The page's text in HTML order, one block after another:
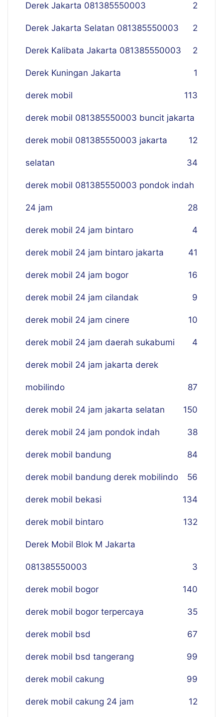
Derek Jakarta 081385550003 2
Derek Jakarta Selatan 081385550003 2
Derek Kalibata Jakarta 081385550003 2
Derek Kuningan Jakarta 1
derek mobil 113
derek mobil 081385550003 buncit jakarta
12
derek mobil 081385550003 jakarta
selatan 34
derek mobil 081385550003 pondok indah
24 jam 28
derek mobil 24 jam bintaro 4
derek mobil 24 jam bintaro jakarta 41
derek mobil 24 jam bogor 16
derek mobil 24 jam cilandak 9
derek mobil 24 jam cinere 10
derek mobil 24 jam daerah sukabumi 4
derek mobil 24 jam jakarta derek
mobilindo 87
derek mobil 24 jam jakarta selatan 150
derek mobil 24 jam pondok indah 38
derek mobil bandung 84
derek mobil bandung derek mobilindo 56
derek mobil bekasi 134
derek mobil bintaro 132
Derek Mobil Blok M Jakarta
081385550003 3
derek mobil bogor 140
derek mobil bogor terpercaya 35
derek mobil bsd 67
derek mobil bsd tangerang 99
derek mobil cakung 99
derek mobil cakung 24 jam 12